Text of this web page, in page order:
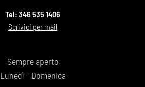
Tel: 346 535 1406
Scrivici per mail
Sempre aperto
Lunedì – Domenica